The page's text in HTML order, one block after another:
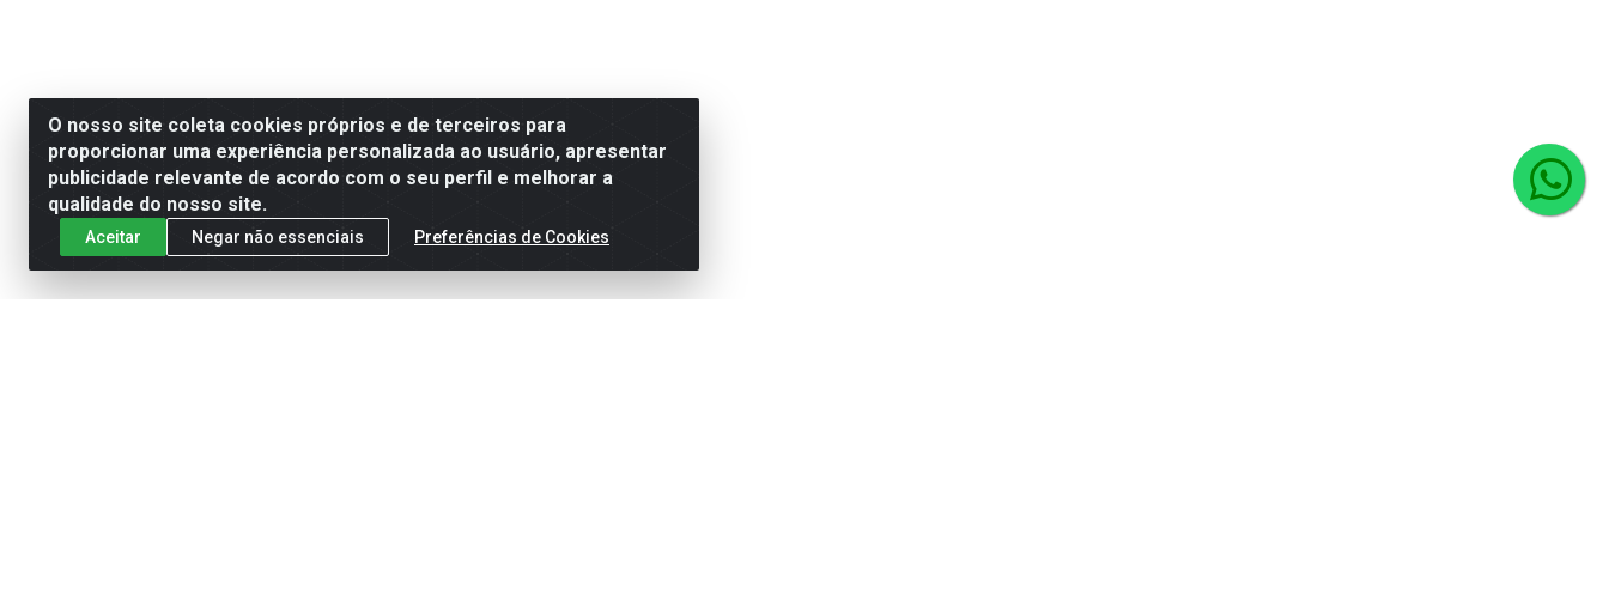
O nosso site coleta cookies próprios e de terceiros para
proporcionar uma experiência personalizada ao usuário, apresentar
publicidade relevante de acordo com o seu perfil e melhorar a
qualidade do nosso site.
Aceitar Negar não essenciais Preferências de Cookies